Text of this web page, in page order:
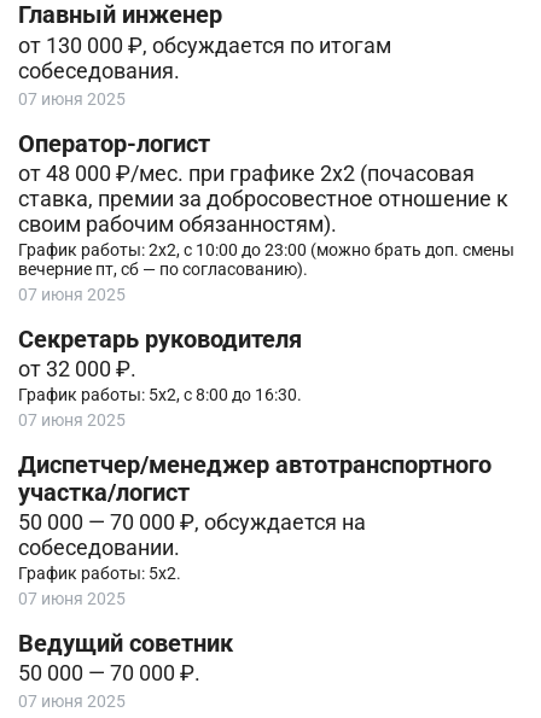
Главный инженер
от 130 000 ₽, обсуждается по итогам
собеседования.
07 июня 2025
Оператор-логист
от 48 000 ₽/мес. при графике 2х2 (почасовая
ставка, премии за добросовестное отношение к
своим рабочим обязанностям).
График работы: 2х2, с 10:00 до 23:00 (можно брать доп. смены
вечерние пт, сб — по согласованию).
07 июня 2025
Секретарь руководителя
от 32 000 ₽.
График работы: 5х2, с 8:00 до 16:30.
07 июня 2025
Диспетчер/менеджер автотранспортного
участка/логист
50 000 — 70 000 ₽, обсуждается на
собеседовании.
График работы: 5х2.
07 июня 2025
Ведущий советник
50 000 — 70 000 ₽.
07 июня 2025